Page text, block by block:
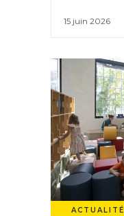
15 juin 2026
ACTUALITÉ